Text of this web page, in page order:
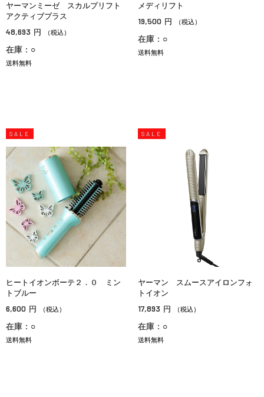
ヤーマンミーゼ スカルプリフト
アクティブプラス
48,693 円 （税込）
在庫：○
送料無料
メディリフト
19,500 円 （税込）
在庫：○
送料無料
SALE
ヒートイオンボーテ２．０ ミン
トブルー
6,600 円 （税込）
在庫：○
送料無料
SALE
ヤーマン スムースアイロンフォ
トイオン
17,893 円 （税込）
在庫：○
送料無料